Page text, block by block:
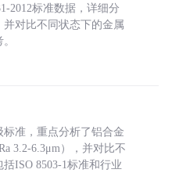
2012标准数据，详细分
对比不同状态下的金属
准，重点分析了铝合金
3.2-6.3μm），并对比不
ISO 8503-1标准和行业